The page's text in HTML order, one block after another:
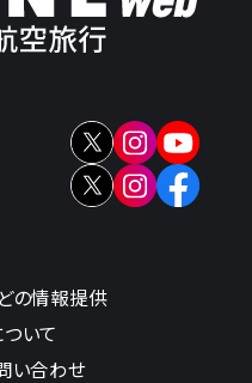
の情報提供
いて
い合わせ